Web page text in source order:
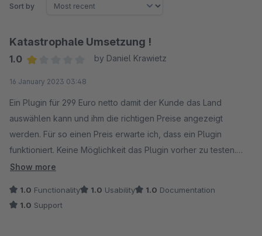
Sort by
Katastrophale Umsetzung !
1.0
by Daniel Krawietz
16 January 2023 03:48
Ein Plugin für 299 Euro netto damit der Kunde das Land
auswählen kann und ihm die richtigen Preise angezeigt
werden. Für so einen Preis erwarte ich, dass ein Plugin
funktioniert. Keine Möglichkeit das Plugin vorher zu testen.
Schade, dass man hier min. einen Stern vergeben muss.
Ich erwarte, dass das Abo beendet wird und mir keine Kosten
entstehen. Letztes Update des Plugins im Jahre 2020. Wir
Show more
1.0 Functionality 1.0 Usability 1.0 Documentation
1.0 Support